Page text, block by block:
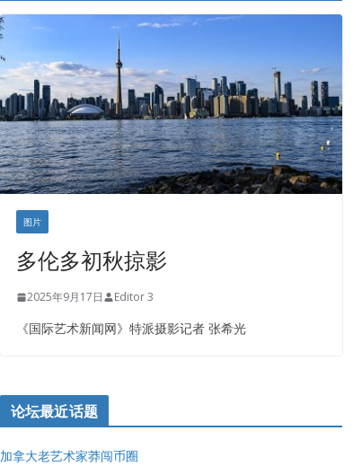
皇后金融集团
正点印艺设计
图片
多伦多初秋掠影
2025年9月17日 Editor 3
《国际艺术新闻网》特派摄影记者 张希光
论坛最近话题
加拿大老艺术家莽闯币圈